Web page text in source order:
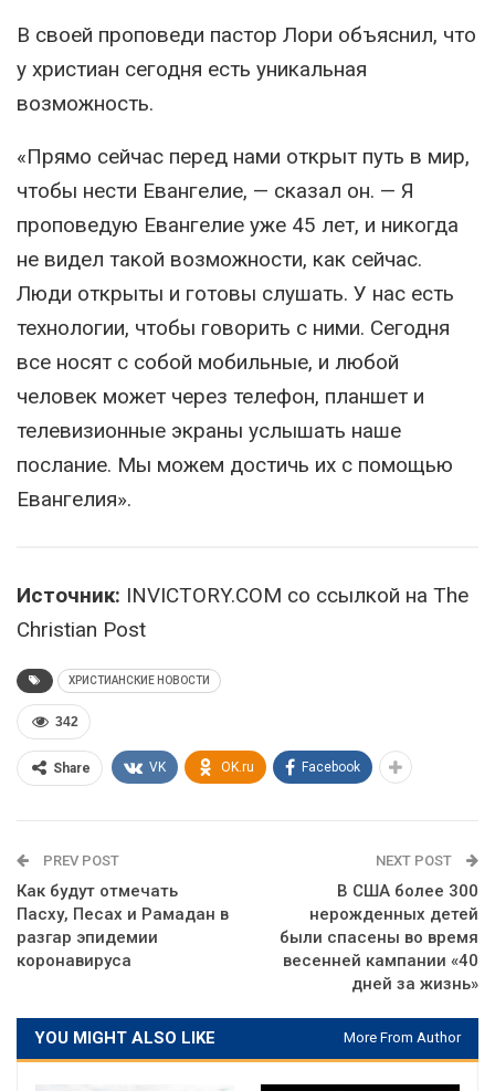
В своей проповеди пастор Лори объяснил, что
у христиан сегодня есть уникальная
возможность.
«Прямо сейчас перед нами открыт путь в мир,
чтобы нести Евангелие, — сказал он. — Я
проповедую Евангелие уже 45 лет, и никогда
не видел такой возможности, как сейчас.
Люди открыты и готовы слушать. У нас есть
технологии, чтобы говорить с ними. Сегодня
все носят с собой мобильные, и любой
человек может через телефон, планшет и
телевизионные экраны услышать наше
послание. Мы можем достичь их с помощью
Евангелия».
Источник: INVICTORY.COM со ссылкой на The
Christian Post
ХРИСТИАНСКИЕ НОВОСТИ
342
Share VK OK.ru Facebook
PREV POST
Как будут отмечать
Пасху, Песах и Рамадан в
разгар эпидемии
коронавируса
NEXT POST
В США более 300
нерожденных детей
были спасены во время
весенней кампании «40
дней за жизнь»
YOU MIGHT ALSO LIKE More From Author